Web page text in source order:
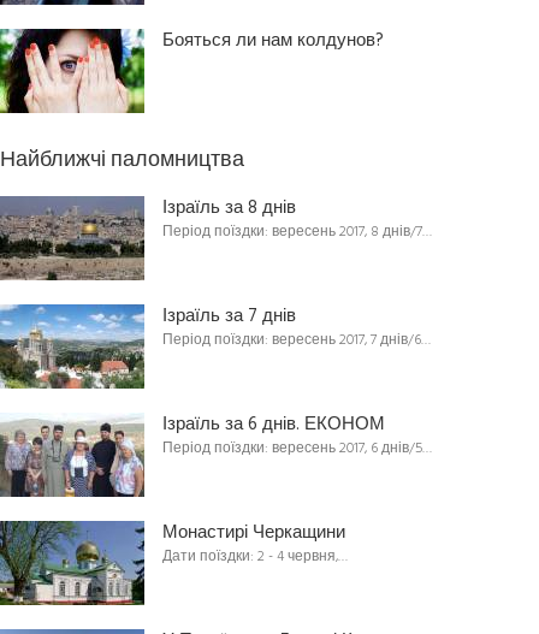
Бояться ли нам колдунов?
Найближчі паломництва
Ізраїль за 8 днів
Період поїздки: вересень 2017, 8 днів/7…
Ізраїль за 7 днів
Період поїздки: вересень 2017, 7 днів/6…
Ізраїль за 6 днів. ЕКОНОМ
Період поїздки: вересень 2017, 6 днів/5…
Монастирі Черкащини
Дати поїздки: 2 - 4 червня,…